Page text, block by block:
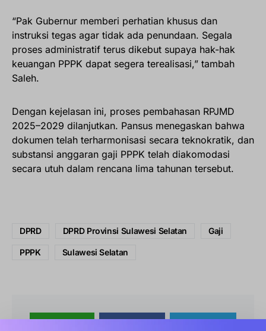
“Pak Gubernur memberi perhatian khusus dan
instruksi tegas agar tidak ada penundaan. Segala
proses administratif terus dikebut supaya hak-hak
keuangan PPPK dapat segera terealisasi,” tambah
Saleh.
Dengan kejelasan ini, proses pembahasan RPJMD
2025–2029 dilanjutkan. Pansus menegaskan bahwa
dokumen telah terharmonisasi secara teknokratik, dan
substansi anggaran gaji PPPK telah diakomodasi
secara utuh dalam rencana lima tahunan tersebut.
DPRD DPRD Provinsi Sulawesi Selatan Gaji
PPPK Sulawesi Selatan